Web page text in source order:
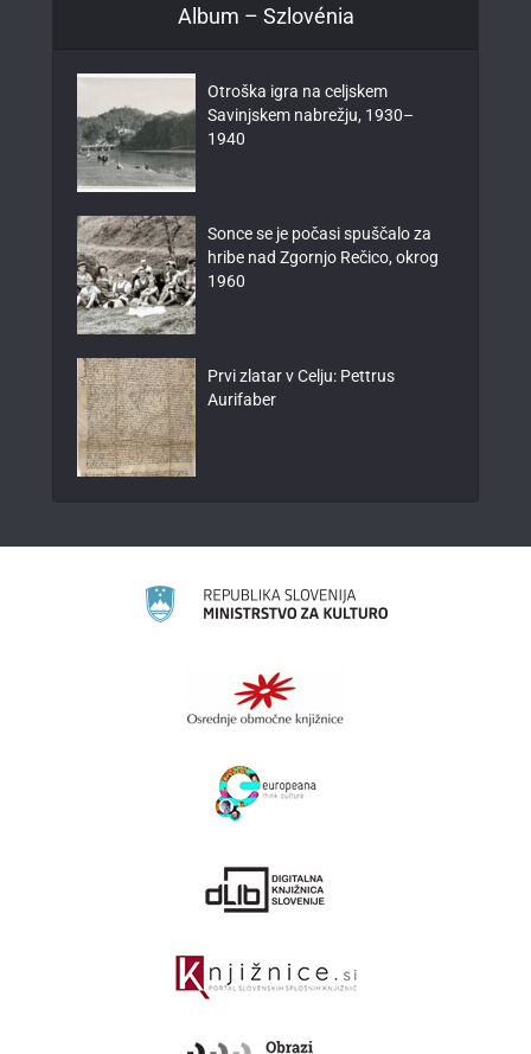
Album – Szlovénia
Otroška igra na celjskem
Savinjskem nabrežju, 1930–
1940
Sonce se je počasi spuščalo za
hribe nad Zgornjo Rečico, okrog
1960
Prvi zlatar v Celju: Pettrus
Aurifaber